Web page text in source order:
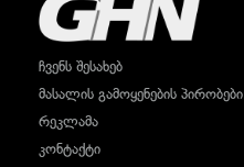
ჩვენს შესახებ
მასალის გამოყენების პირობები
რეკლამა
კონტაქტი